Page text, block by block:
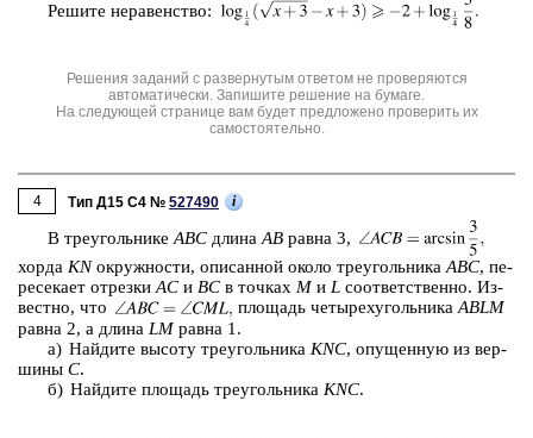
Ре­ши­те не­ра­вен­ство:
Решения заданий с развернутым ответом не проверяются
автоматически. Запишите решение на бумаге.
На следующей странице вам будет предложено проверить их
самостоятельно.
4 Тип Д15 C4 № 527490 i
В тре­уголь­ни­ке ABC длина AB равна 3,
хорда KNокруж­но­сти, опи­сан­ной около тре­уголь­ни­каABC, пе­
ре­се­ка­ет от­рез­киAC и BC в точ­ках M и L со­от­вет­ствен­но. Из­
вест­но, что
пло­щадь че­ты­рех­уголь­ни­каABLM
равна 2, а длина LM равна 1.
а) Най­ди­те вы­со­ту тре­уголь­ни­ка KNC, опу­щен­ную из вер­
ши­ны C.
б) Най­ди­те пло­щадь тре­уголь­ни­ка KNC.